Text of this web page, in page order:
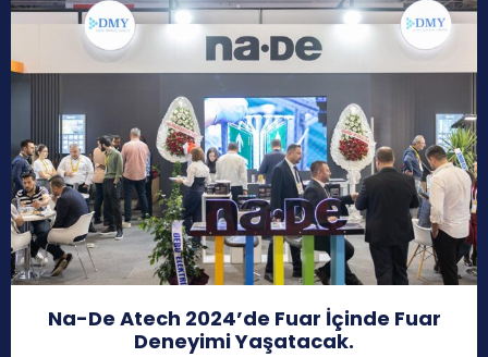
Na-De Atech 2024’de Fuar İçinde Fuar
Deneyimi Yaşatacak.